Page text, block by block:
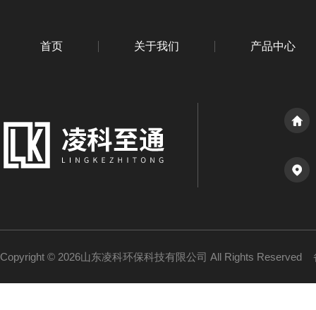
首页 关于我们 产品中心
Copyright © 2026山东凌科环保科技有限公司 All Rights Reserved